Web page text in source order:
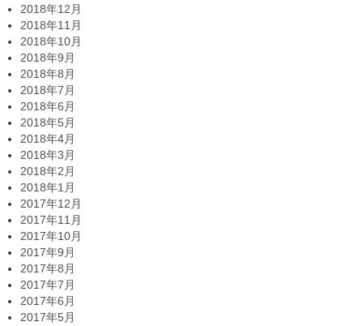
2018年12月
2018年11月
2018年10月
2018年9月
2018年8月
2018年7月
2018年6月
2018年5月
2018年4月
2018年3月
2018年2月
2018年1月
2017年12月
2017年11月
2017年10月
2017年9月
2017年8月
2017年7月
2017年6月
2017年5月